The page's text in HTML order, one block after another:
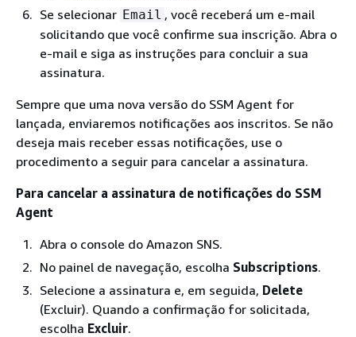
Se selecionar Email , você receberá um e-mail
solicitando que você confirme sua inscrição. Abra o
e-mail e siga as instruções para concluir a sua
assinatura.
Sempre que uma nova versão do SSM Agent for
lançada, enviaremos notificações aos inscritos. Se não
deseja mais receber essas notificações, use o
procedimento a seguir para cancelar a assinatura.
Para cancelar a assinatura de notificações do SSM
Agent
Abra o console do Amazon SNS.
No painel de navegação, escolha Subscriptions.
Selecione a assinatura e, em seguida, Delete
(Excluir). Quando a confirmação for solicitada,
escolha Excluir.